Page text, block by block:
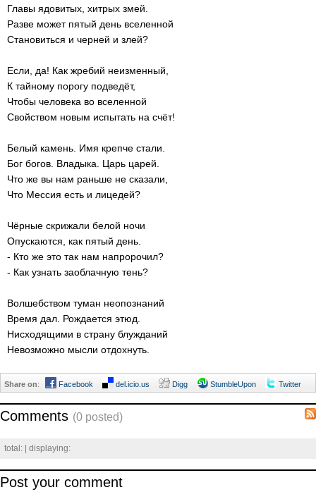
Главы ядовитых, хитрых змей.
Разве может пятый день вселенной
Становиться и черней и злей?
Если, да! Как жребий неизменный,
К тайному порогу подведёт,
Чтобы человека во вселенной
Свойством новым испытать на счёт!
Белый камень. Имя крепче стали.
Бог богов. Владыка. Царь царей.
Что же вы нам раньше не сказали,
Что Мессия есть и лицедей?
Чёрные скрижали белой ночи
Опускаются, как пятый день.
- Кто же это так нам напророчил?
- Как узнать заоблачную тень?
Волшебством туман неопознаний
Время дал. Рождается этюд.
Нисходящими в страну блужданий
Невозможно мысли отдохнуть.
Share on: Facebook del.icio.us Digg StumbleUpon Twitter
Comments (0 posted)
total: | displaying:
Post your comment